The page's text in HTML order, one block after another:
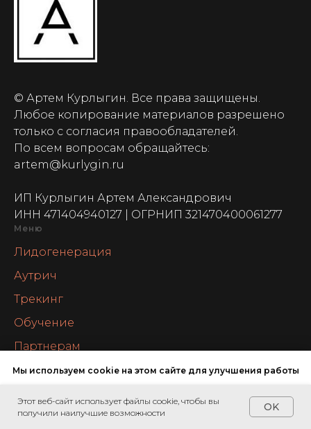
Мы используем cookie на этом сайте для улучшения работы
ОК, ПОНЯТНО
Этот веб-сайт использует файлы cookie, чтобы вы
получили наилучшие возможности
OK
Напишите мне
© Артем Курлыгин. Все права защищены.
Любое копирование материалов разрешено
только с согласия правообладателей.
По всем вопросам обращайтесь:
artem@kurlygin.ru
ИП Курлыгин Артем Александрович
ИНН 471404940127 | ОГРНИП 321470400061277
Меню
Лидогенерация
Аутрич
Трекинг
Обучение
Партнерам
Директор по развитию аутсорс
Документы